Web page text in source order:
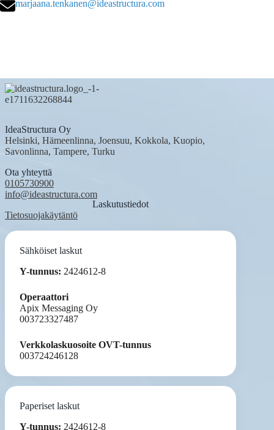
marjaana.tenkanen@ideastructura.com
IdeaStructura Oy
Helsinki, Hämeenlinna, Joensuu, Kokkola, Kuopio,
Savonlinna, Tampere, Turku
Ota yhteyttä
0105730900
info@ideastructura.com
Tietosuojakäytäntö
Laskutustiedot
Sähköiset laskut
Y-tunnus: 2424612-8
Operaattori
Apix Messaging Oy
003723327487
Verkkolaskuosoite OVT-tunnus
003724246128
Paperiset laskut
Y-tunnus: 2424612-8